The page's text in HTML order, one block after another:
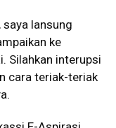
saya lansung
ke
Silahkan interupsi
cara teriak-teriak